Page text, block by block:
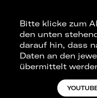
Bitte klicke zum
den unten
darauf hin, dass
Daten an den
übermittelt